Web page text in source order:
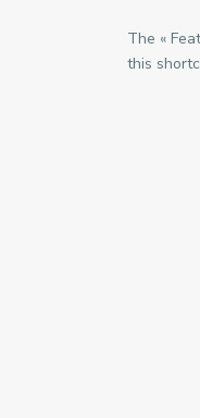
The «
this